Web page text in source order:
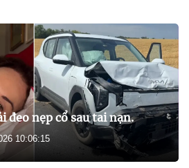
đeo nẹp cổ sau tai nạn.
10:06:15